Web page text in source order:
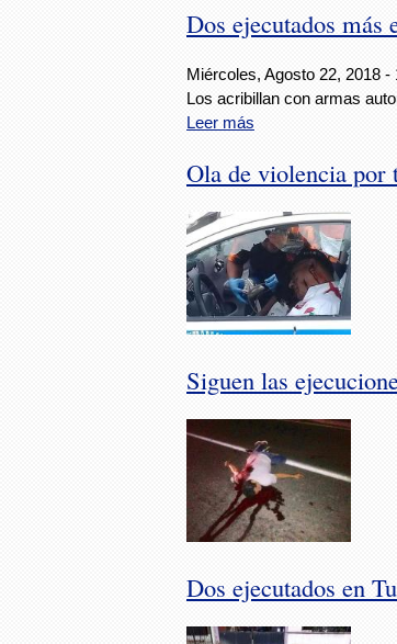
Dos ejecutados más
Miércoles, Agosto 22, 2018 -
Los acribillan con armas
Leer más
Ola de violencia por
Siguen las
Dos ejecutados en